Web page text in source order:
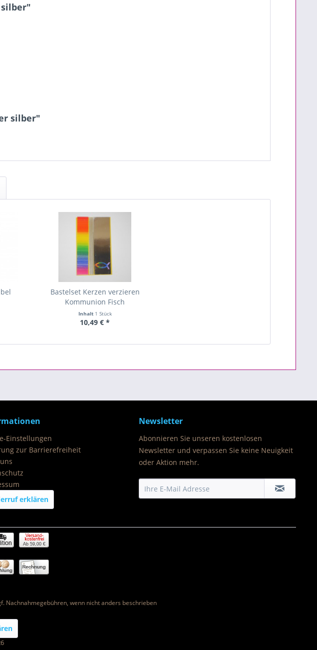
silber"
Bastelset Kerzen verzieren
Kommunion Fisch
Inhalt 1 Stück
10,49 € *
Einstellungen
zur Barrierefreiheit
erklären
Newsletter
Abonnieren Sie unseren kostenlosen
Newsletter und verpassen Sie keine Neuigkeit
oder Aktion mehr.
Ab 59,00 €
Nachnahmegebühren, wenn nicht anders beschrieben